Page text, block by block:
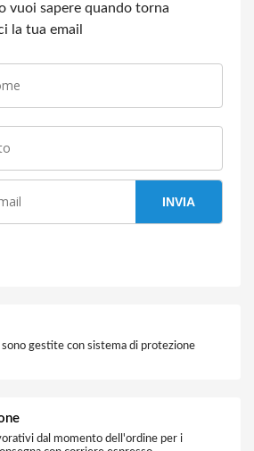
vuoi sapere quando torna
la tua email
INVIA
sono gestite con sistema di protezione
dal momento dell'ordine per i